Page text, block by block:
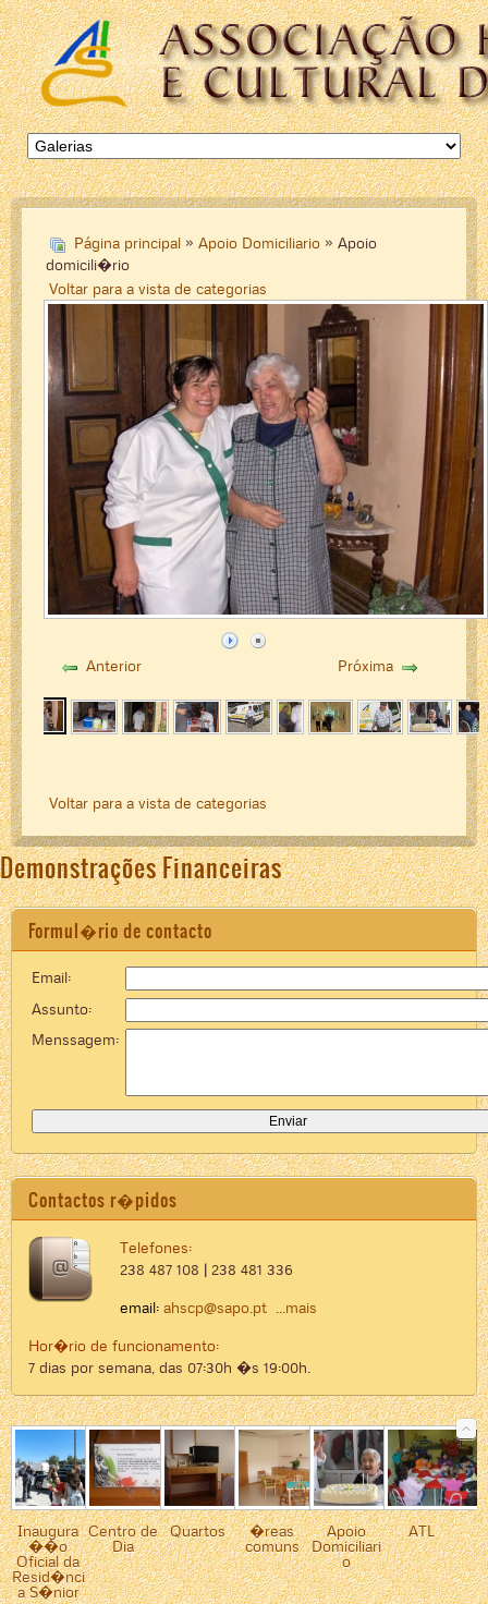
Página principal » Apoio Domiciliario » Apoio
domicili�rio
Voltar para a vista de categorias
Anterior Próxima
Voltar para a vista de categorias
Demonstrações Financeiras
Formul�rio de contacto
Email:
Assunto:
Menssagem:
Contactos r�pidos
Telefones:
238 487 108 | 238 481 336
email: ahscp@sapo.pt ...mais
Hor�rio de funcionamento:
7 dias por semana, das 07:30h �s 19:00h.
Inaugura
��o
Oficial da
Resid�nci
a S�nior
Centro de
Dia
Quartos �reas
comuns
Apoio
Domiciliari
o
ATL